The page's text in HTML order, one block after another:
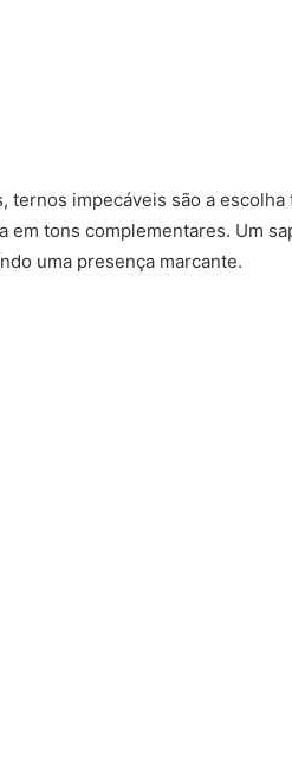
ternos impecáveis são a
em tons complementares. Um
uma presença marcante.